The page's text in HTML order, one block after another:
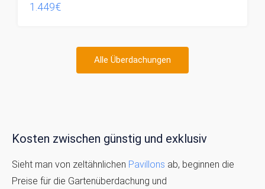
1.449€
Alle Überdachungen
Kosten zwischen günstig und exklusiv
Sieht man von zeltähnlichen Pavillons ab, beginnen die
Preise für die Gartenüberdachung und